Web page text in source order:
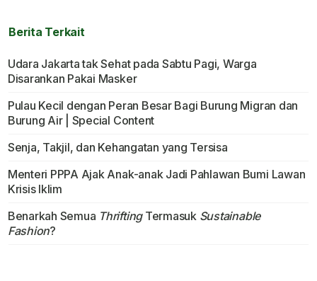
Berita Terkait
Udara Jakarta tak Sehat pada Sabtu Pagi, Warga
Disarankan Pakai Masker
Pulau Kecil dengan Peran Besar Bagi Burung Migran dan
Burung Air | Special Content
Senja, Takjil, dan Kehangatan yang Tersisa
Menteri PPPA Ajak Anak-anak Jadi Pahlawan Bumi Lawan
Krisis Iklim
Benarkah Semua ThriftingTermasuk Sustainable
Fashion?